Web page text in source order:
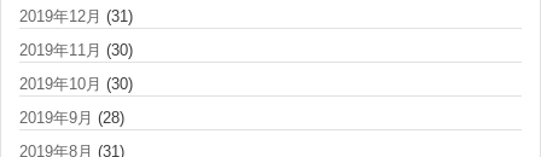
2019年12月 (31)
2019年11月 (30)
2019年10月 (30)
2019年9月 (28)
2019年8月 (31)